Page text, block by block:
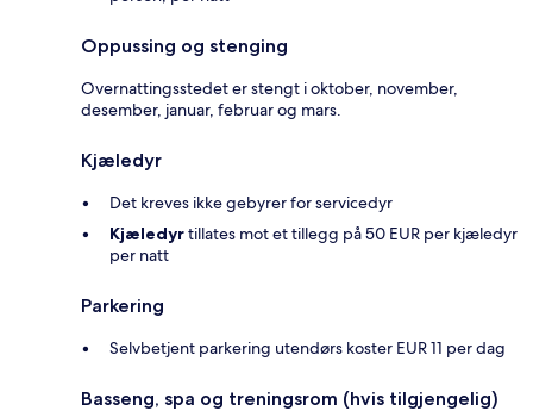
Oppussing og stenging
Overnattingsstedet er stengt i oktober, november,
desember, januar, februar og mars.
Kjæledyr
Det kreves ikke gebyrer for servicedyr
Kjæledyrtillates mot et tillegg på 50 EUR per kjæledyr
per natt
Parkering
Selvbetjent parkering utendørs koster EUR 11 per dag
Basseng, spa og treningsrom (hvis tilgjengelig)